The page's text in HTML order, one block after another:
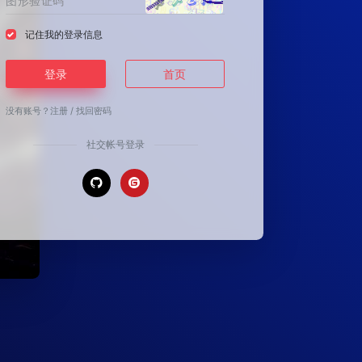
记住我的登录信息
登录 首页
没有账号？注册 /找回密码
社交帐号登录